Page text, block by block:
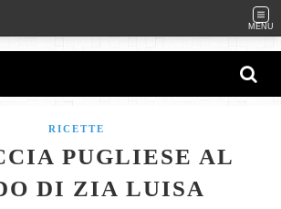
MENU
RICETTE
PUGLIESE AL
DI ZIA LUISA